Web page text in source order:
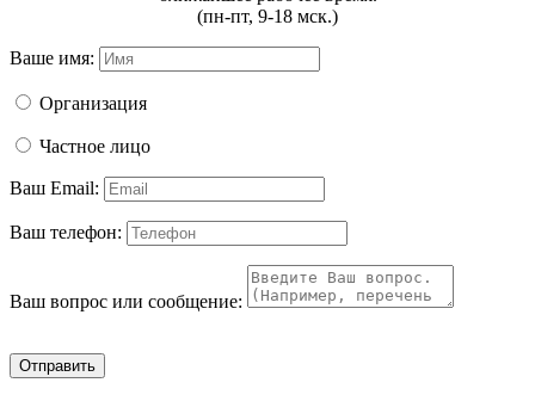
(пн-пт, 9-18 мск.)
Ваше имя:
Организация
Частное лицо
Ваш Email:
Ваш телефон:
Ваш вопрос или сообщение:
Отправить